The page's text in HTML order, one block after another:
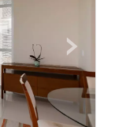
›Next